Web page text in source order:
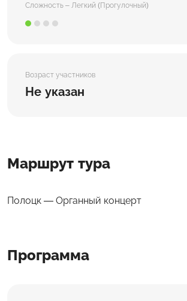
Сложность – Легкий (Прогулочный)
Возраст участников
Не указан
Маршрут тура
Полоцк — Органный концерт
Программа